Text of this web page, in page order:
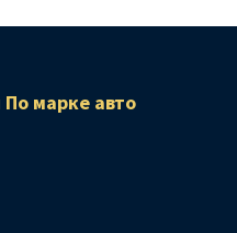
марке авто